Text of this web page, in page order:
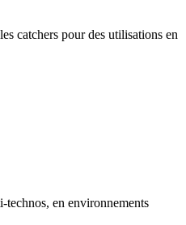
catchers pour des utilisations en
technos, en environnements